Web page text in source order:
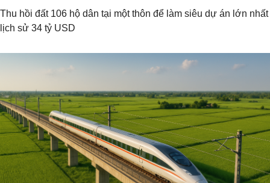
Thu hồi đất 106 hộ dân tại một thôn để làm siêu dự án lớn nhất
lịch sử 34 tỷ USD